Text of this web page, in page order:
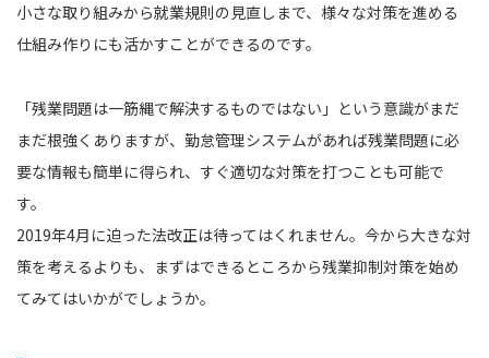
小さな取り組みから就業規則の見直しまで、様々な対策を進める
仕組み作りにも活かすことができるのです。
「残業問題は一筋縄で解決するものではない」という意識がまだ
まだ根強くありますが、勤怠管理システムがあれば残業問題に必
要な情報も簡単に得られ、すぐ適切な対策を打つことも可能で
す。
2019年4月に迫った法改正は待ってはくれません。今から大きな対
策を考えるよりも、まずはできるところから残業抑制対策を始め
てみてはいかがでしょうか。